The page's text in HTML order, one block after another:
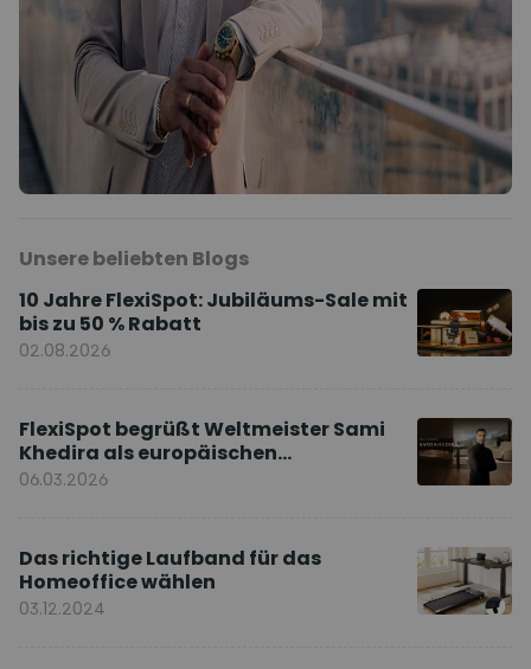
Unsere beliebten Blogs
10 Jahre FlexiSpot: Jubiläums-Sale mit
bis zu 50 % Rabatt
02.08.2026
FlexiSpot begrüßt Weltmeister Sami
Khedira als europäischen
Markenbotschafter
06.03.2026
Das richtige Laufband für das
Homeoffice wählen
03.12.2024